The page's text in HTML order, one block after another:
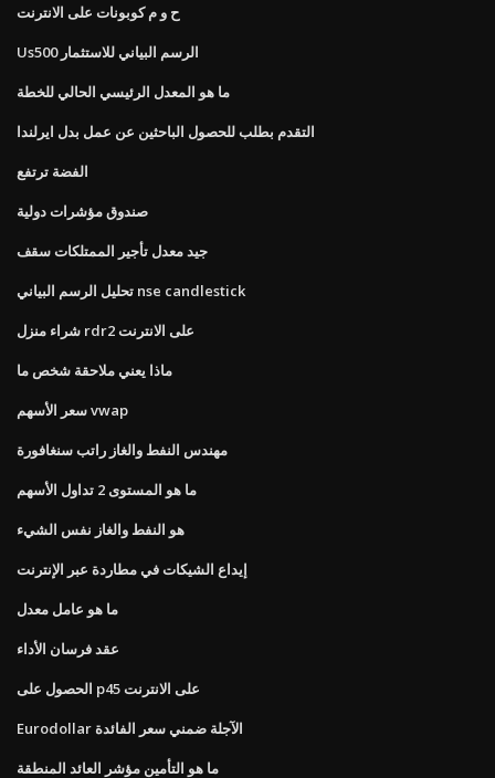
ح و م كوبونات على الانترنت
Us500 الرسم البياني للاستثمار
ما هو المعدل الرئيسي الحالي للخطة
التقدم بطلب للحصول الباحثين عن عمل بدل ايرلندا
الفضة ترتفع
صندوق مؤشرات دولية
جيد معدل تأجير الممتلكات سقف
تحليل الرسم البياني nse candlestick
شراء منزل rdr2 على الانترنت
ماذا يعني ملاحقة شخص ما
سعر الأسهم vwap
مهندس النفط والغاز راتب سنغافورة
ما هو المستوى 2 تداول الأسهم
هو النفط والغاز نفس الشيء
إيداع الشيكات في مطاردة عبر الإنترنت
ما هو عامل معدل
عقد فرسان الأداء
الحصول على p45 على الانترنت
Eurodollar الآجلة ضمني سعر الفائدة
ما هو التأمين مؤشر العائد المنطقة